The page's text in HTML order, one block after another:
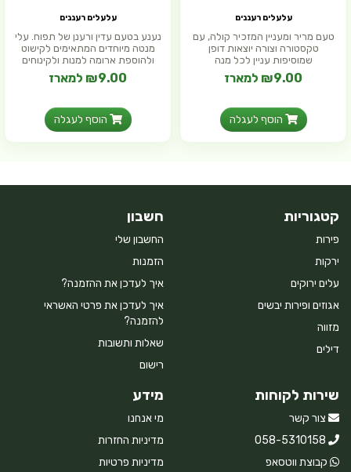
עלעלים רעננים
טעם מריר ומעניין המזכיר קולה, עם
טקסטורה וצורה יוצאות דופן
שמוסיפות עניין לכל מנה
₪9.00 למארז
הוסף לעגלה
עלעלים רעננים
נענע בטעם עדין ורענן של תפוח. עלי
מנטה מיוחדים המתאימים לקישוט
ולהוספת ארומה למנות ולקינוחים
₪9.00 למארז
הוסף לעגלה
קטגוריות
פירות
ירקות
עלים ירוקים
אגוזים ופירות יבשים
מזווה
דילים
חשבון
החשבון שלי
הזמנות
איך לעדכן את ההזמנה?
איך לעדכן את פרטי האשראי
להזמנה?
שאלות ותשובות
רישום
שירות לקוחות
צור קשר
058-5310158
קבוצת ווטסאפ
מידע
מי אנחנו
מדיניות החזרות
מדיניות פרטיות